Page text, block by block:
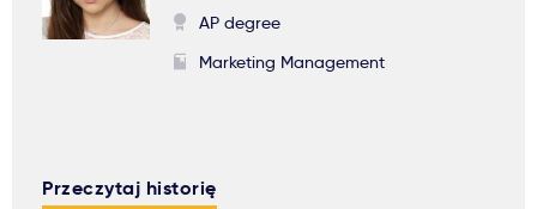
AP degree
Marketing Management
Przeczytaj historię